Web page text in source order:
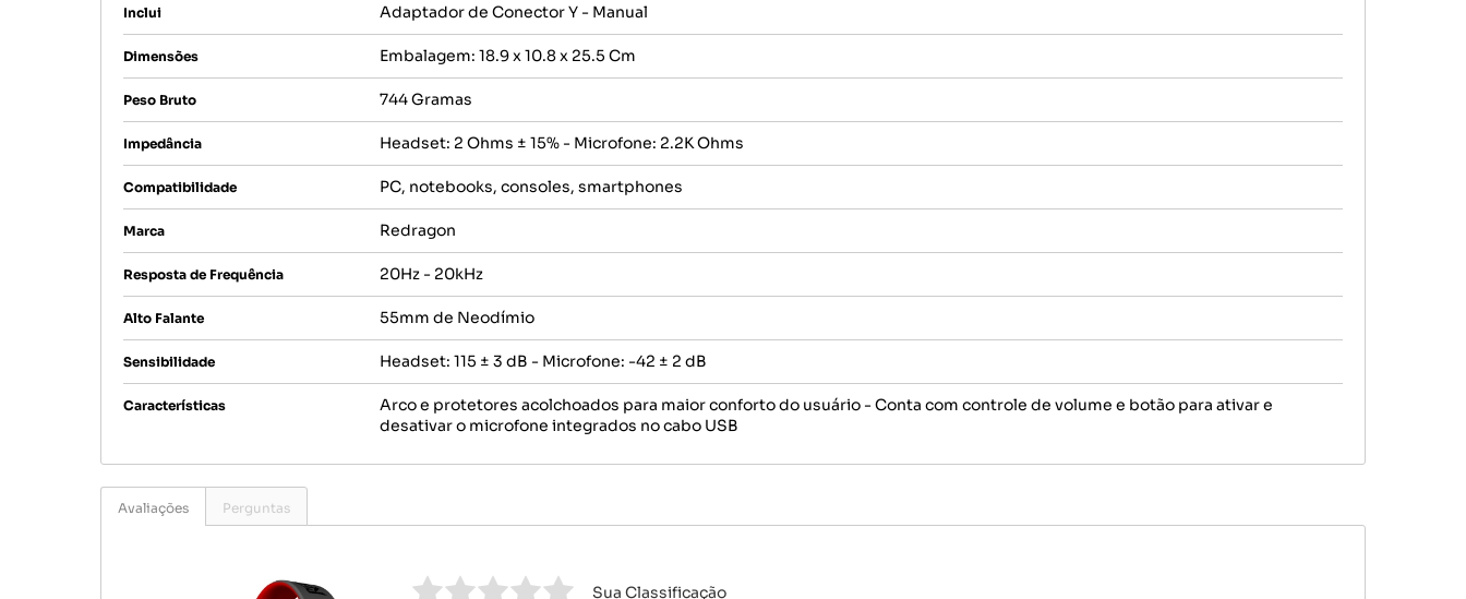
Inclui Adaptador de Conector Y - Manual
Dimensões Embalagem: 18.9 x 10.8 x 25.5 Cm
Peso Bruto 744 Gramas
Impedância Headset: 2 Ohms ± 15% - Microfone: 2.2K Ohms
Compatibilidade PC, notebooks, consoles, smartphones
Marca Redragon
Resposta de Frequência 20Hz - 20kHz
Alto Falante 55mm de Neodímio
Sensibilidade Headset: 115 ± 3 dB - Microfone: -42 ± 2 dB
Características
Arco e protetores acolchoados para maior conforto do usuário - Conta com controle de volume e botão para ativar e
desativar o microfone integrados no cabo USB
Avaliações Perguntas
Sua Classificação